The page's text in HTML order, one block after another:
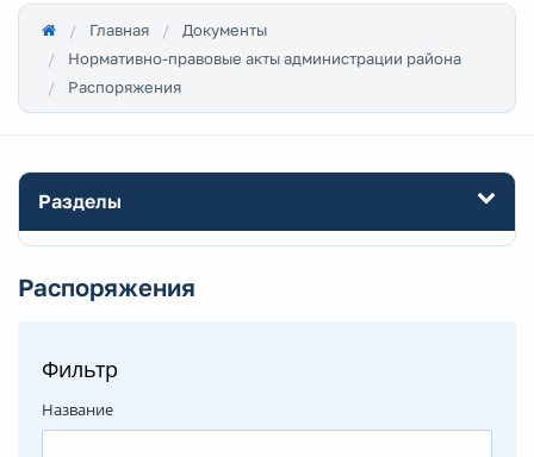
Главная
Документы
Нормативно-правовые акты администрации района
Распоряжения
Разделы
Распоряжения
Фильтр
Название